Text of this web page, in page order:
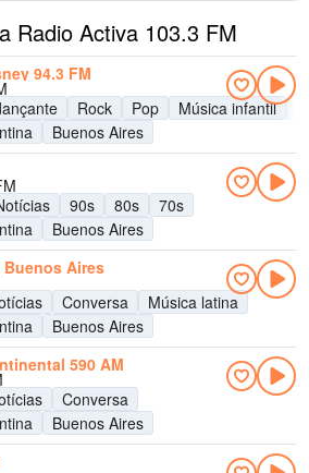
Radio Activa 103.3 FM
94.3 FM
Rock Pop Música infantil
Buenos Aires
90s 80s
70s
Buenos Aires
Buenos Aires
Conversa
Música latina
Buenos Aires
590 AM
Conversa
Buenos Aires